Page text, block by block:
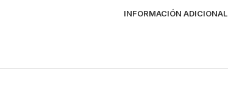
INFORMACIÓN ADICIONAL